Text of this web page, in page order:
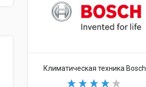
Климатическая техника Bosch